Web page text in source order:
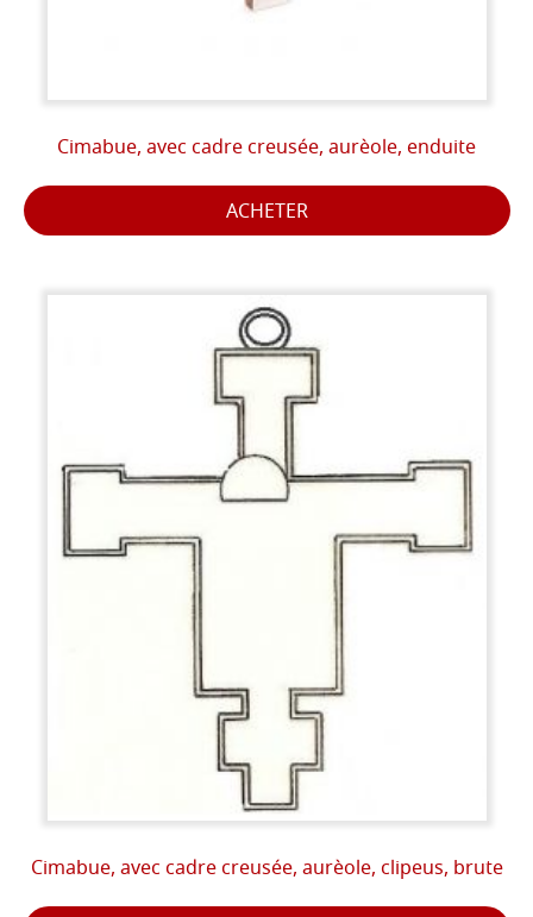
Cimabue, avec cadre creusée, aurèole, enduite
ACHETER
Cimabue, avec cadre creusée, aurèole, clipeus, brute